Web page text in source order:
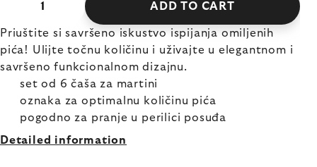
ADD TO CART
Priuštite si savršeno iskustvo ispijanja omiljenih
pića! Ulijte točnu količinu i uživajte u elegantnom i
savršeno funkcionalnom dizajnu.
set od 6 čaša za martini
oznaka za optimalnu količinu pića
pogodno za pranje u perilici posuđa
Detailed information